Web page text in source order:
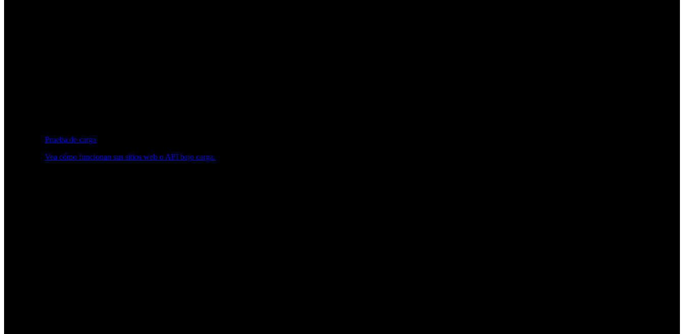
Prueba de carga
Vea cómo funcionan sus sitios web o API bajo carga.